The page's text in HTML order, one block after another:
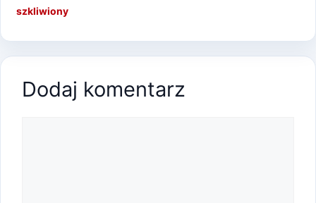
szkliwiony
Dodaj komentarz